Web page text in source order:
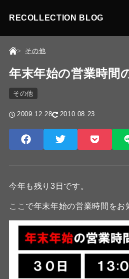
RECOLLECTION BLOG
その他
年末年始の営業時間
その他
2009.12.28 2010.08.23
今年も残り3日です。
ここで年末年始の営業時間をお